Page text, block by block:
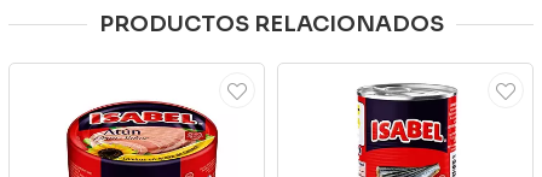
PRODUCTOS RELACIONADOS